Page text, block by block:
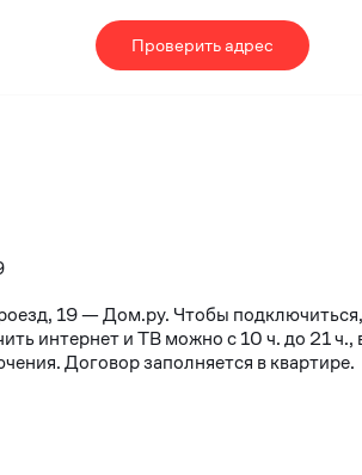
Проверить адрес
19 — Дом.ру. Чтобы подключиться,
интернет и ТВ можно с 10 ч. до 21
Договор заполняется в квартире.